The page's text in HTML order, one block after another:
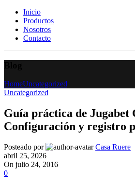
Inicio
Productos
Nosotros
Contacto
HomeUncategorized
Uncategorized
Guía práctica de Jugabet
Configuración y registro
Posteado por
Casa Ruere
abril 25, 2026
On julio 24, 2016
0